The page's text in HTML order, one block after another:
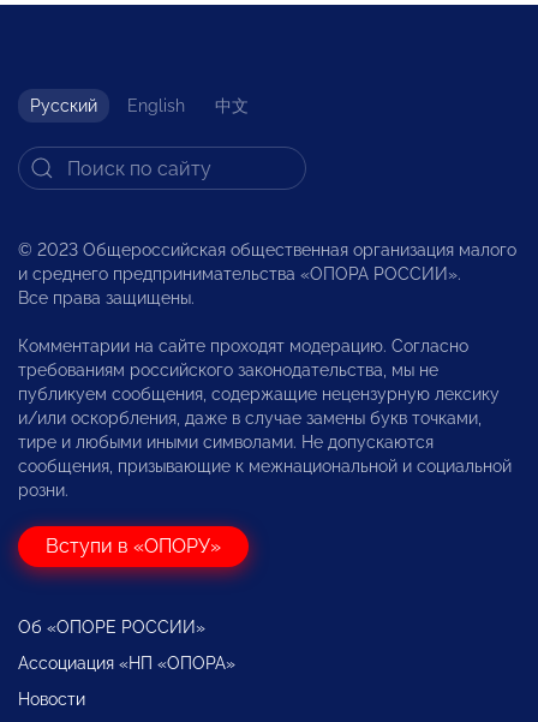
Русский English 中文
© 2023 Общероссийская общественная организация малого
и среднего предпринимательства «ОПОРА РОССИИ».
Все права защищены.
Комментарии на сайте проходят модерацию. Согласно
требованиям российского законодательства, мы не
публикуем сообщения, содержащие нецензурную лексику
и/или оскорбления, даже в случае замены букв точками,
тире и любыми иными символами. Не допускаются
сообщения, призывающие к межнациональной и социальной
розни.
Вступи в «ОПОРУ»
Об «ОПОРЕ РОССИИ»
Ассоциация «НП «ОПОРА»
Новости